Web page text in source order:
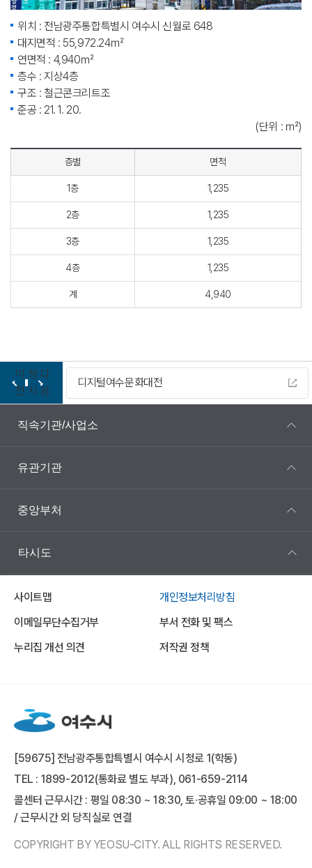
위치 : 전남광주통합특별시 여수시 신월로 648
대지면적 : 55,972.24㎡
연면적 : 4,940㎡
층수 : 지상4층
구조 : 철근콘크리트조
준공 : 21. 1. 20.
(단위 : ㎡)
층별 면적
1층 1,235
2층 1,235
3층 1,235
4층 1,235
계 4,940
이
전
정
지
다
음
디지털여수문화대전
직속기관/사업소
유관기관
중앙부처
타시도
사이트맵
개인정보처리방침
이메일무단수집거부
부서 전화 및 팩스
누리집 개선 의견
저작권 정책
[59675] 전남광주통합특별시 여수시 시청로 1(학동)
TEL : 1899-2012(통화료 별도 부과), 061-659-2114
콜센터 근무시간 : 평일 08:30 ~ 18:30, 토·공휴일 09:00 ~ 18:00
/ 근무시간 외 당직실로 연결
COPYRIGHT BY YEOSU-CITY. ALL RIGHTS RESERVED.